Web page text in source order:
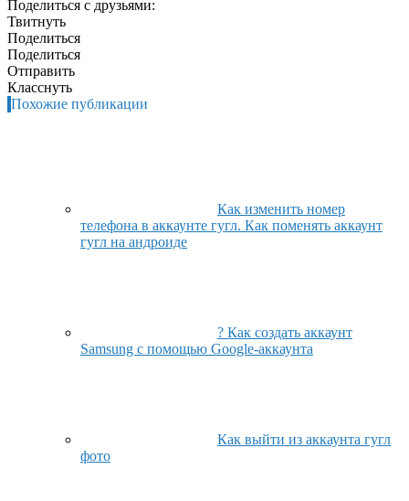
Поделиться с друзьями:
Твитнуть
Поделиться
Поделиться
Отправить
Класснуть
Похожие публикации
Как изменить номер
телефона в аккаунте гугл. Как поменять аккаунт
гугл на андроиде
? Как создать аккаунт
Samsung с помощью Google-аккаунта
Как выйти из аккаунта гугл
фото